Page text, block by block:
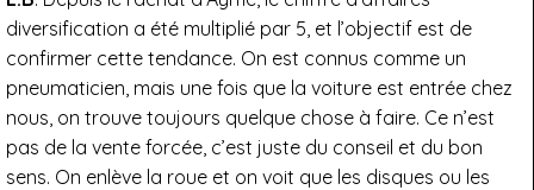
diversification a été multiplié par 5, et l’objectif est de
confirmer cette tendance. On est connus comme un
pneumaticien, mais une fois que la voiture est entrée chez
nous, on trouve toujours quelque chose à faire. Ce n’est
pas de la vente forcée, c’est juste du conseil et du bon
sens. On enlève la roue et on voit que les disques ou les